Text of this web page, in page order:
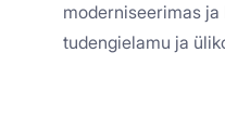
moderniseerimas
tudengielamu ja